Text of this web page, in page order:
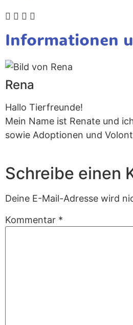
Informationen
Rena
Hallo Tierfreunde!
Mein Name ist Renate und
sowie Adoptionen und
Schreibe einen
Deine E-Mail-Adresse wird
Kommentar *